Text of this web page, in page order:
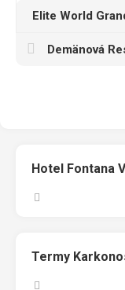
Elite World
Demänová
Hotel Fontana
Termy